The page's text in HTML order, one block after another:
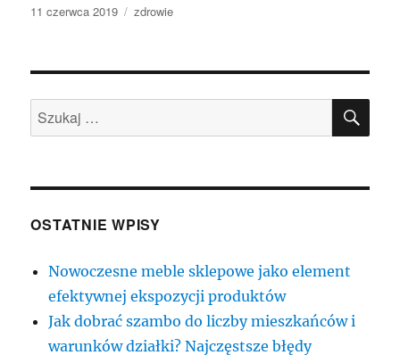
Data
11 czerwca 2019 Kategorie
zdrowie
Szukaj:
OSTATNIE WPISY
Nowoczesne meble sklepowe jako element
efektywnej ekspozycji produktów
Jak dobrać szambo do liczby mieszkańców i
warunków działki? Najczęstsze błędy